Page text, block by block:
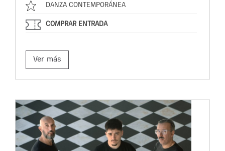
DANZA CONTEMPORÁNEA
COMPRAR ENTRADA
Ver más